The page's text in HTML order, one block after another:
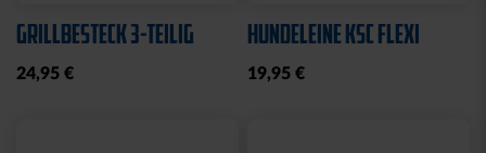
GRILLBESTECK 3-TEILIG
24,95 €
HUNDELEINE KSC FLEXI
19,95 €